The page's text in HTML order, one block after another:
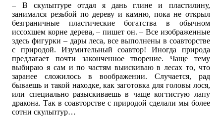
– В скульптуре отдал я дань глине и пластилину,
занимался резьбой по дереву и камню, пока не открыл
безграничные пластические богатства в обычном
иссохшем корне дерева, – пишет он. – Все изображенные
здесь фигурки – дары леса, все выполнены в соавторстве
с природой. Изумительный соавтор! Иногда природа
предлагает почти законченное творение. Чаще тему
выбираю я сам и по частям выискиваю в лесах то, что
заранее сложилось в воображении. Случается, рад
бываешь и такой находке, как заготовка для головы лося,
или специально разыскиваешь в чаще когтистую лапу
дракона. Так в соавторстве с природой сделали мы более
сотни скульптур…